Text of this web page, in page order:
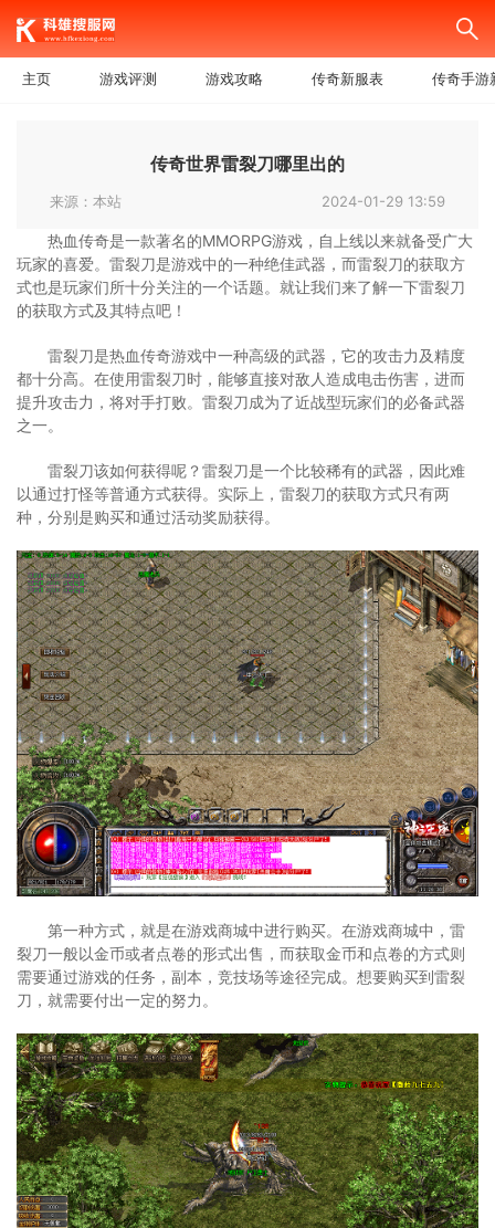
主页 游戏评测 游戏攻略 传奇新服表 传奇手游
传奇世界雷裂刀哪里出的
来源：本站 2024-01-29 13:59
热血传奇是一款著名的MMORPG游戏，自上线以来就备受广大
玩家的喜爱。雷裂刀是游戏中的一种绝佳武器，而雷裂刀的获取方
式也是玩家们所十分关注的一个话题。就让我们来了解一下雷裂刀
的获取方式及其特点吧！
雷裂刀是热血传奇游戏中一种高级的武器，它的攻击力及精度
都十分高。在使用雷裂刀时，能够直接对敌人造成电击伤害，进而
提升攻击力，将对手打败。雷裂刀成为了近战型玩家们的必备武器
之一。
雷裂刀该如何获得呢？雷裂刀是一个比较稀有的武器，因此难
以通过打怪等普通方式获得。实际上，雷裂刀的获取方式只有两
种，分别是购买和通过活动奖励获得。
第一种方式，就是在游戏商城中进行购买。在游戏商城中，雷
裂刀一般以金币或者点卷的形式出售，而获取金币和点卷的方式则
需要通过游戏的任务，副本，竞技场等途径完成。想要购买到雷裂
刀，就需要付出一定的努力。